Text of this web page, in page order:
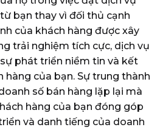
bạn thay vì đối thủ cạnh
của khách hàng được xây
trải nghiệm tích cực, dịch vụ
phát triển niềm tin và kết
hàng của bạn. Sự trung thành
số bán hàng lặp lại mà
hàng của bạn đóng góp
và danh tiếng của doanh